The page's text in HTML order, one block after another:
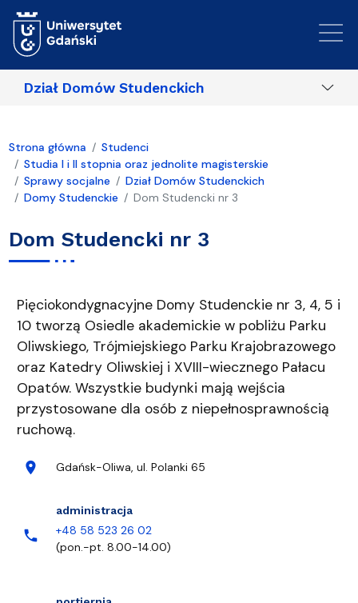
Dział Domów Studenckich
Strona główna
Studenci
Studia I i II stopnia oraz jednolite magisterskie
Sprawy socjalne
Dział Domów Studenckich
Domy Studenckie
Dom Studencki nr 3
Dom Studencki nr 3
Pięciokondygnacyjne Domy Studenckie nr 3, 4, 5 i
10 tworzą Osiedle akademickie w pobliżu Parku
Oliwskiego, Trójmiejskiego Parku Krajobrazowego
oraz Katedry Oliwskiej i XVIII-wiecznego Pałacu
Opatów. Wszystkie budynki mają wejścia
przystosowane dla osób z niepełnosprawnością
ruchową.
Kontakt
Adres
location_on Gdańsk-Oliwa, ul. Polanki 65
Telefony
phone
administracja
+48 58 523 26 02
(pon.-pt. 8.00-14.00)
Zdjęcia budynku